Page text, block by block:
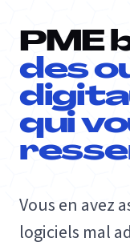
PME
des
qui
Vous en avez
logiciels mal